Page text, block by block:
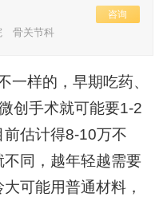
咨询
骨关节科
一样的，早期吃药、
创手术就可能要1-2
估计得8-10万不
同，越年轻越需要
可能用普通材料，